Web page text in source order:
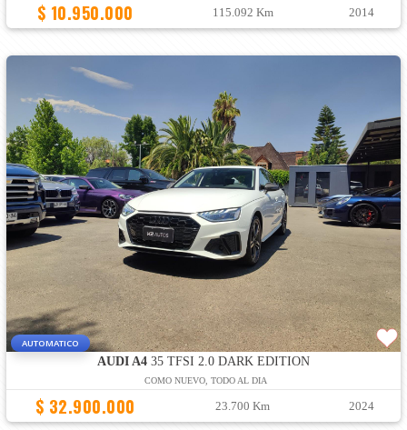
$ 10.950.000 115.092 Km 2014
AUTOMATICO
AUDI A435 TFSI 2.0 DARK EDITION
COMO NUEVO, TODO AL DIA
$ 32.900.000 23.700 Km 2024